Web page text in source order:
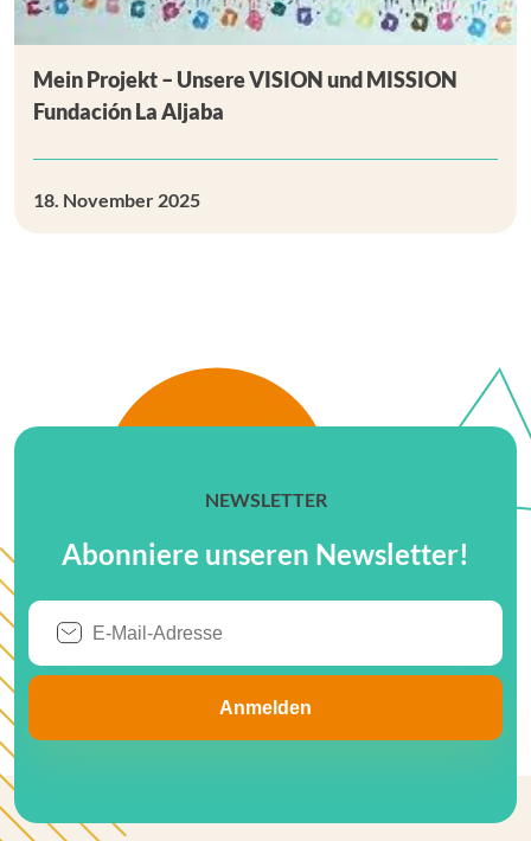
Mein Projekt – Unsere VISION und MISSION
Fundación La Aljaba
18. November 2025
NEWSLETTER
Abonniere unseren Newsletter!